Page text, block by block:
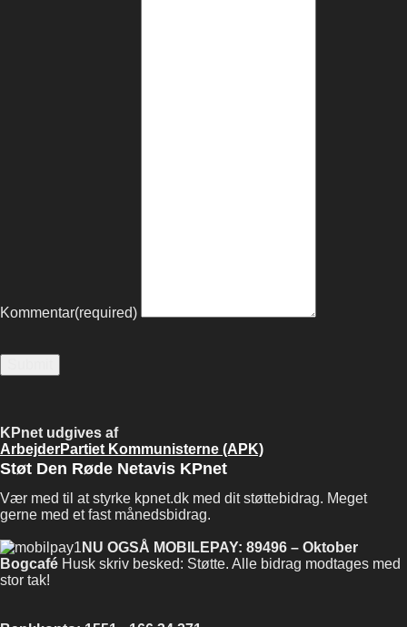
Kommentar(required)
KPnet udgives af
ArbejderPartiet Kommunisterne (APK)
Støt Den Røde Netavis KPnet
Vær med til at styrke kpnet.dk med dit støttebidrag. Meget
gerne med et fast månedsbidrag.
NU OGSÅ MOBILEPAY: 89496 – Oktober
Bogcafé Husk skriv besked: Støtte. Alle bidrag modtages med
stor tak!